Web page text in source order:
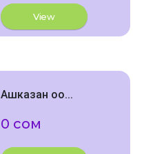
View
Ашказан оо...
0 сом